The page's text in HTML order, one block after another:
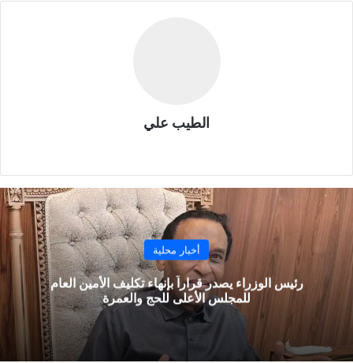
الطيب علي
أخبار محلية
رئيس الوزراء يصدر قراراً بإنهاء تكليف الأمين العام
للمجلس الأعلى للحج والعمرة